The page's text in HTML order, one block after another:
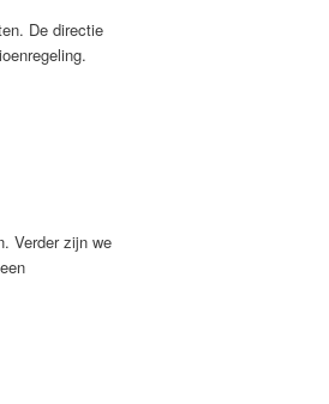
De directie
Verder zijn we